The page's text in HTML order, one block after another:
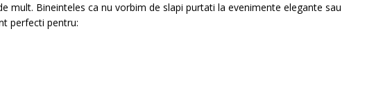
mult. Bineinteles ca nu vorbim de slapi purtati la evenimente elegante sau
perfecti pentru: